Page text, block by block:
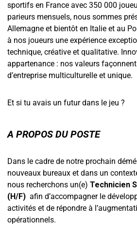
sportifs en France avec 350 000
parieurs mensuels, nous sommes
Allemagne et bientôt en Italie et au
à nos joueurs une expérience
technique, créative et qualitative.
appartenance : nos valeurs
d’entreprise multiculturelle et unique.
Et si tu avais un futur dans le jeu ?
A PROPOS DU POSTE
Dans le cadre de notre prochain
nouveaux bureaux et dans un
nous recherchons un(e) Technicien
(H/F) afin d’accompagner le
activités et de répondre à
opérationnels.